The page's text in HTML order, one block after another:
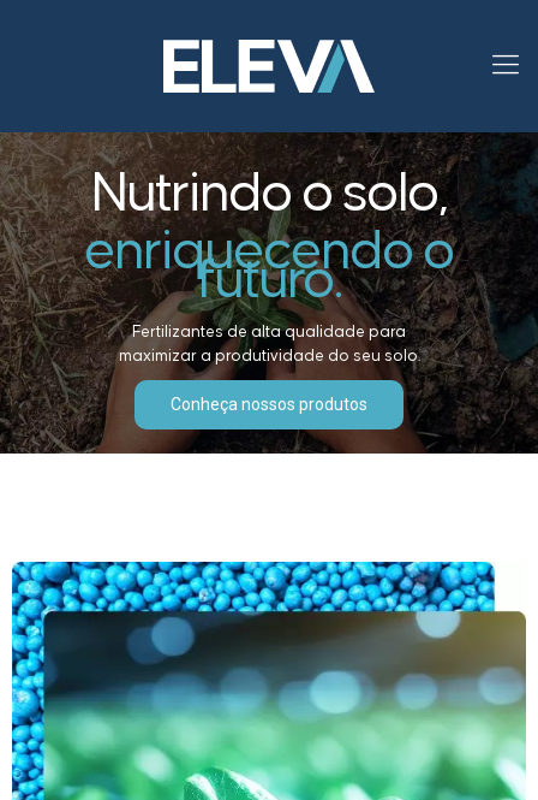
Nutrindo o solo,
enriquecendo o
futuro.
Fertilizantes de alta qualidade para
maximizar a produtividade do seu solo.
Conheça nossos produtos